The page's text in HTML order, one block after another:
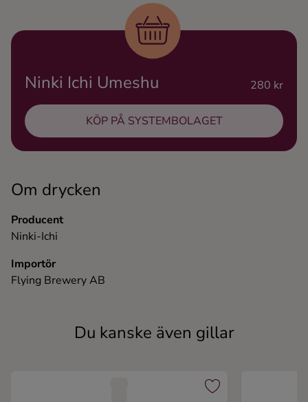
Ingredienser
Om drycken
Producent
Ninki-Ichi
Importör
Flying Brewery AB
Ninki Ichi Umeshu 280 kr
KÖP PÅ SYSTEMBOLAGET
Du kanske även gillar